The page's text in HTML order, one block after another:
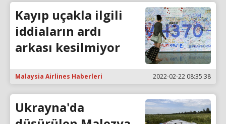
Kayıp uçakla ilgili
iddiaların ardı
arkası kesilmiyor
Malaysia Airlines Haberleri 2022-02-22 08:35:38
Ukrayna'da